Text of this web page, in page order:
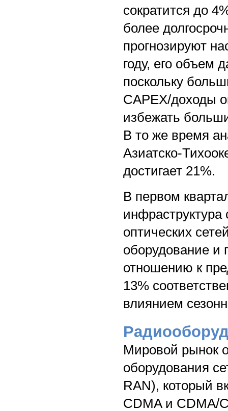
сократится до
более
прогнозируют
году, его объем
поскольку
CAPEX/доходы
избежать
В то же время
Азиатско-
достигает 21%.
В первом
инфраструктура
оптических
оборудование
отношению к
13%
влиянием
Мировой рынок
оборудования
RAN), который
CDMA и CDMA/